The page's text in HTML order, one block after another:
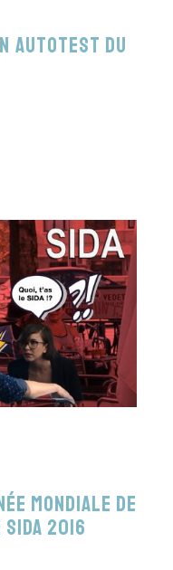
autotest du
Mondiale de
2016